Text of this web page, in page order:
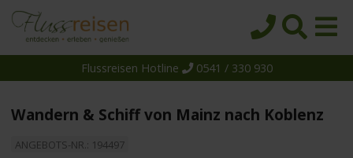
Flussreisen Hotline 0541 / 330 930
Wandern & Schiff von Mainz nach Koblenz
ANGEBOTS-NR.: 194497